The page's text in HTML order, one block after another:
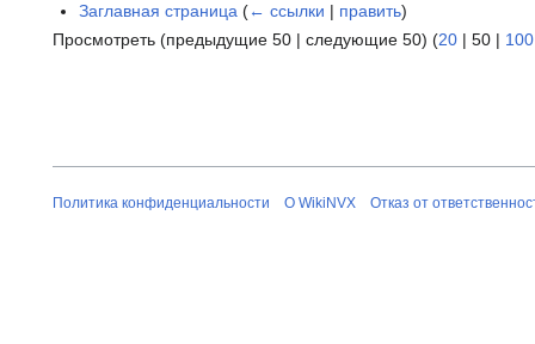
Заглавная страница (← ссылки | править)
Просмотреть (предыдущие 50 | следующие 50) (20 | 50 | 100
Политика конфиденциальности О WikiNVX Отказ от